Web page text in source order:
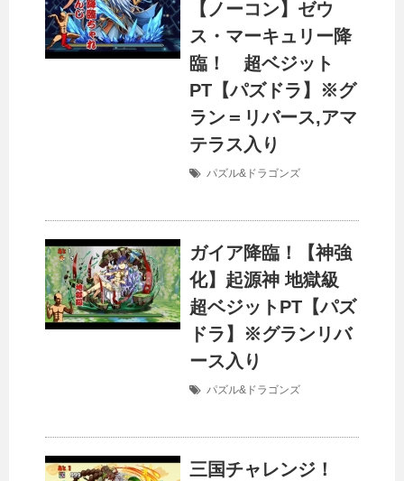
【ノーコン】ゼウ
ス・マーキュリー降
臨！ 超ベジット
PT【パズドラ】※グ
ラン＝リバース,アマ
テラス入り
パズル&ドラゴンズ
ガイア降臨！【神強
化】起源神 地獄級
超ベジットPT【パズ
ドラ】※グランリバ
ース入り
パズル&ドラゴンズ
三国チャレンジ！